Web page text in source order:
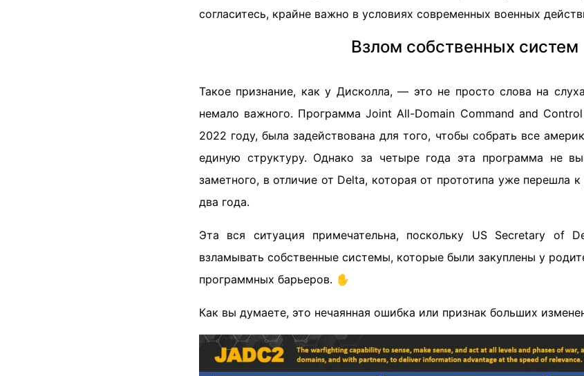
согласитесь, крайне важно в условиях современных военных
Взлом собственных систем
Такое признание, как у Дисколла, — это не просто слова на
немало важного. Программа Joint All-Domain Command and
2022 году, была задействована для того, чтобы собрать все
единую структуру. Однако за четыре года эта программа не
заметного, в отличие от Delta, которая от прототипа уже перешла
два года.
Эта вся ситуация примечательна, поскольку US Secretary of
взламывать собственные системы, которые были закуплены у
программных барьеров. ✋
Как вы думаете, это нечаянная ошибка или признак больших